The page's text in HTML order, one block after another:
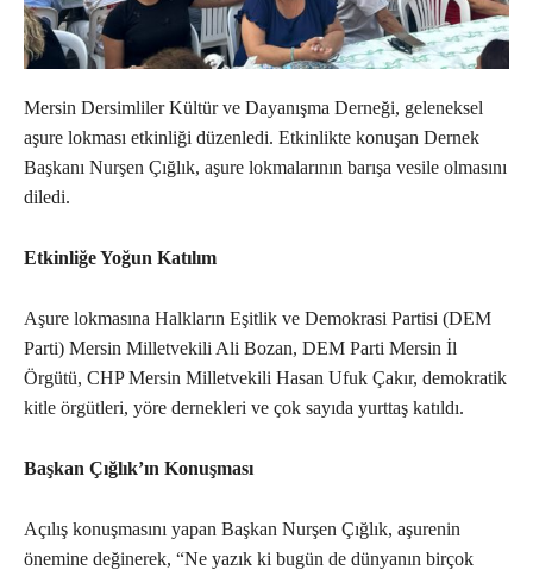
Mersin Dersimliler Kültür ve Dayanışma Derneği, geleneksel
aşure lokması etkinliği düzenledi. Etkinlikte konuşan Dernek
Başkanı Nurşen Çığlık, aşure lokmalarının barışa vesile olmasını
diledi.
Etkinliğe Yoğun Katılım
Aşure lokmasına Halkların Eşitlik ve Demokrasi Partisi (DEM
Parti) Mersin Milletvekili Ali Bozan, DEM Parti Mersin İl
Örgütü, CHP Mersin Milletvekili Hasan Ufuk Çakır, demokratik
kitle örgütleri, yöre dernekleri ve çok sayıda yurttaş katıldı.
Başkan Çığlık’ın Konuşması
Açılış konuşmasını yapan Başkan Nurşen Çığlık, aşurenin
önemine değinerek, “Ne yazık ki bugün de dünyanın birçok